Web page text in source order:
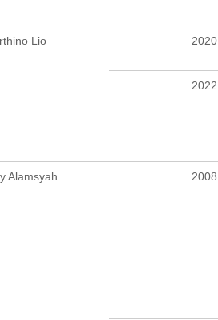
Lio 2020
2022
Alamsyah 2008